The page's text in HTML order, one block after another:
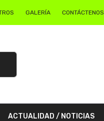
GALERÍA CONTÁCTENOS
ACTUALIDAD / NOTICIAS